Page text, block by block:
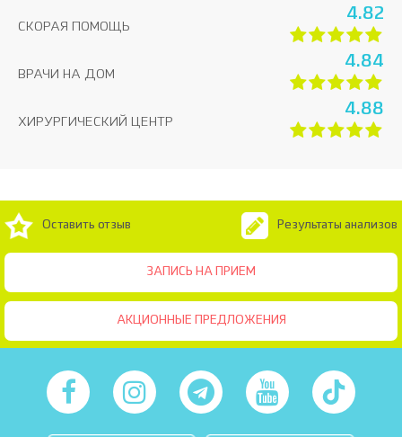
СКОРАЯ ПОМОЩЬ
4.82
ВРАЧИ НА ДОМ
4.84
ХИРУРГИЧЕСКИЙ ЦЕНТР
4.88
ЗАПИСЬ НА ПРИЕМ
Оставить отзыв Результаты анализов
АКЦИОННЫЕ ПРЕДЛОЖЕНИЯ